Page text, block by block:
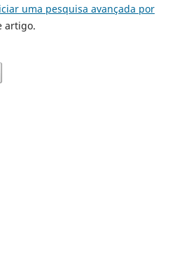
uma pesquisa avançada por
artigo.